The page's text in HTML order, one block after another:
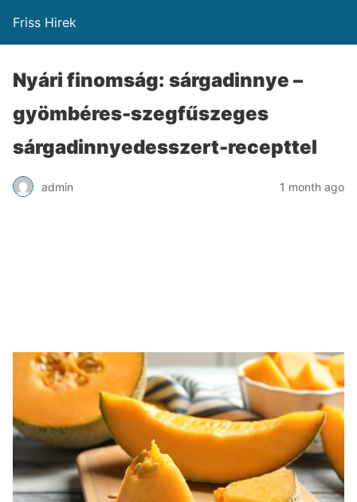
Friss Hirek
Nyári finomság: sárgadinnye –
gyömbéres-szegfűszeges
sárgadinnyedesszert-recepttel
admin 1 month ago